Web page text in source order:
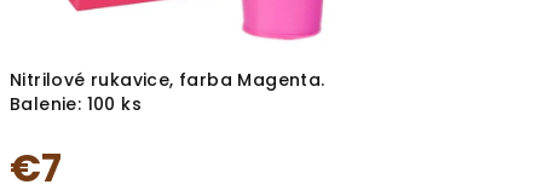
Nitrilové rukavice, farba Magenta.
Balenie: 100 ks
€7